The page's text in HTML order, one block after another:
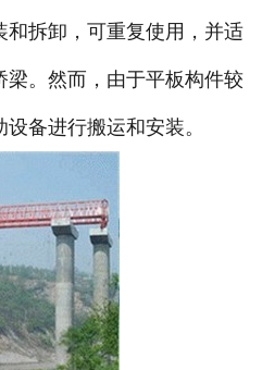
拆卸，可重复使用，并适
梁。然而，由于平板构件较
备进行搬运和安装。